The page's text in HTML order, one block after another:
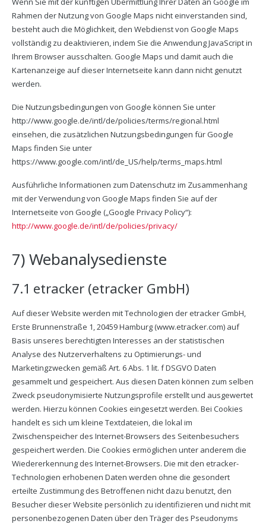
Rahmen der Nutzung von Google Maps nicht einverstanden sind,
besteht auch die Möglichkeit, den Webdienst von Google Maps
vollständig zu deaktivieren, indem Sie die Anwendung JavaScript in
Ihrem Browser ausschalten. Google Maps und damit auch die
Kartenanzeige auf dieser Internetseite kann dann nicht genutzt
werden.
Die Nutzungsbedingungen von Google können Sie unter
http://www.google.de/intl/de/policies/terms/regional.html
einsehen, die zusätzlichen Nutzungsbedingungen für Google
Maps finden Sie unter
https://www.google.com/intl/de_US/help/terms_maps.html
Ausführliche Informationen zum Datenschutz im Zusammenhang
mit der Verwendung von Google Maps finden Sie auf der
Internetseite von Google („Google Privacy Policy“):
http://www.google.de/intl/de/policies/privacy/
7) Webanalysedienste
7.1 etracker (etracker GmbH)
Auf dieser Website werden mit Technologien der etracker GmbH,
Erste Brunnenstraße 1, 20459 Hamburg (www.etracker.com) auf
Basis unseres berechtigten Interesses an der statistischen
Analyse des Nutzerverhaltens zu Optimierungs- und
Marketingzwecken gemäß Art. 6 Abs. 1 lit. f DSGVO Daten
gesammelt und gespeichert. Aus diesen Daten können zum selben
Zweck pseudonymisierte Nutzungsprofile erstellt und ausgewertet
werden. Hierzu können Cookies eingesetzt werden. Bei Cookies
handelt es sich um kleine Textdateien, die lokal im
Zwischenspeicher des Internet-Browsers des Seitenbesuchers
gespeichert werden. Die Cookies ermöglichen unter anderem die
Wiedererkennung des Internet-Browsers. Die mit den etracker-
Technologien erhobenen Daten werden ohne die gesondert
erteilte Zustimmung des Betroffenen nicht dazu benutzt, den
Besucher dieser Website persönlich zu identifizieren und nicht mit
personenbezogenen Daten über den Träger des Pseudonyms